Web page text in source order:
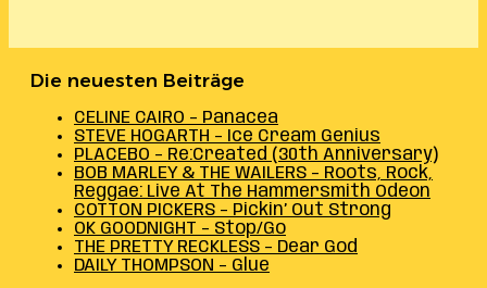
Die neuesten Beiträge
CELINE CAIRO – Panacea
STEVE HOGARTH – Ice Cream Genius
PLACEBO – Re:Created (30th Anniversary)
BOB MARLEY & THE WAILERS – Roots, Rock,
Reggae: Live At The Hammersmith Odeon
COTTON PICKERS – Pickin’ Out Strong
OK GOODNIGHT – Stop/Go
THE PRETTY RECKLESS – Dear God
DAILY THOMPSON – Glue